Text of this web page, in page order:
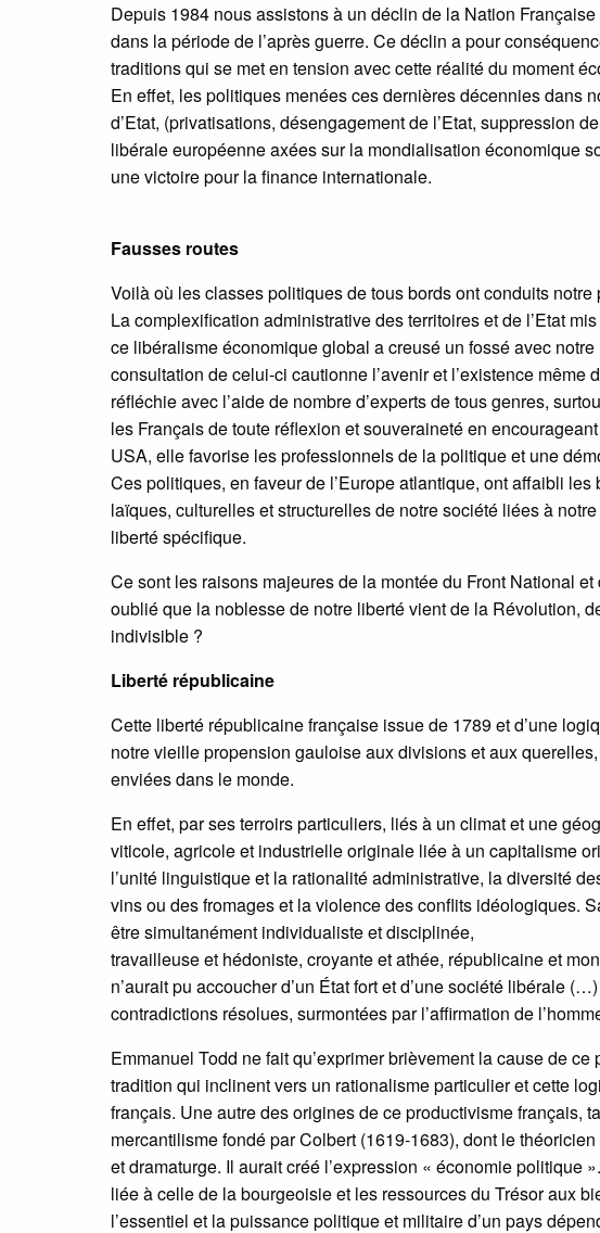
Depuis 1984 nous assistons à un déclin de la Nation
dans la période de l’après guerre. Ce déclin a pour
traditions qui se met en tension avec cette réalité du moment
En effet, les politiques menées ces dernières décennies dans
d’Etat, (privatisations, désengagement de l’Etat, suppression
libérale européenne axées sur la mondialisation économique
une victoire pour la finance internationale.
Fausses routes
Voilà où les classes politiques de tous bords ont conduits
La complexification administrative des territoires et de l’Etat
ce libéralisme économique global a creusé un fossé avec
consultation de celui-ci cautionne l’avenir et l’existence
réfléchie avec l’aide de nombre d’experts de tous genres,
les Français de toute réflexion et souveraineté en
USA, elle favorise les professionnels de la politique et une
Ces politiques, en faveur de l’Europe atlantique, ont affaibli
laïques, culturelles et structurelles de notre société liées à
liberté spécifique.
Ce sont les raisons majeures de la montée du Front National
oublié que la noblesse de notre liberté vient de la Révolution,
indivisible ?
Liberté républicaine
Cette liberté républicaine française issue de 1789 et d’une
notre vieille propension gauloise aux divisions et aux
enviées dans le monde.
En effet, par ses terroirs particuliers, liés à un climat et une
viticole, agricole et industrielle originale liée à un capitalisme
l’unité linguistique et la rationalité administrative, la diversité
vins ou des fromages et la violence des conflits idéologiques.
être simultanément individualiste et disciplinée,
travailleuse et hédoniste, croyante et athée, républicaine et
n’aurait pu accoucher d’un État fort et d’une société libérale
contradictions résolues, surmontées par l’affirmation de
Emmanuel Todd ne fait qu’exprimer brièvement la cause de
tradition qui inclinent vers un rationalisme particulier et cette
français. Une autre des origines de ce productivisme français,
mercantilisme fondé par Colbert (1619-1683), dont le
et dramaturge. Il aurait créé l’expression « économie politique
liée à celle de la bourgeoisie et les ressources du Trésor aux
l’essentiel et la puissance politique et militaire d’un pays